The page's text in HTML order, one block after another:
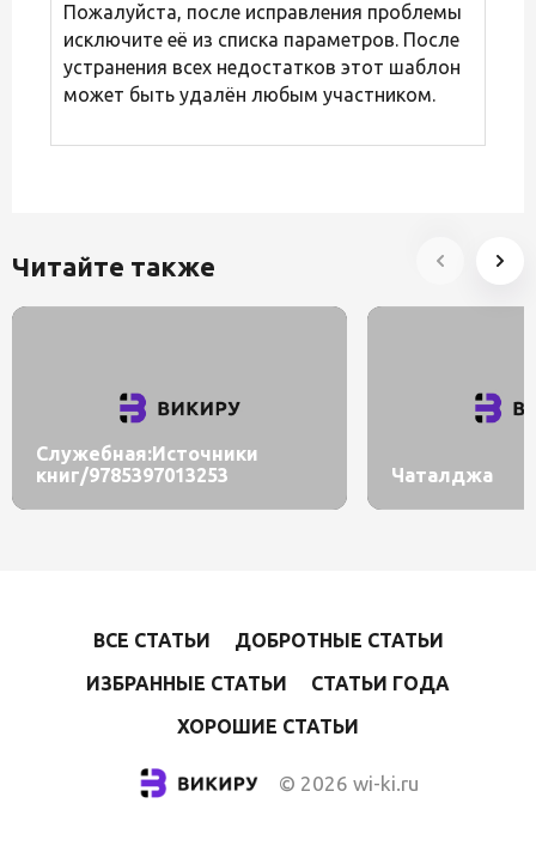
Пожалуйста, после исправления проблемы
исключите её из списка параметров. После
устранения всех недостатков этот шаблон
может быть удалён любым участником.
Читайте также
Служебная:Источники
книг/9785397013253
Чаталджа
ВСЕ СТАТЬИ
ДОБРОТНЫЕ СТАТЬИ
ИЗБРАННЫЕ СТАТЬИ
СТАТЬИ ГОДА
ХОРОШИЕ СТАТЬИ
© 2026 wi-ki.ru